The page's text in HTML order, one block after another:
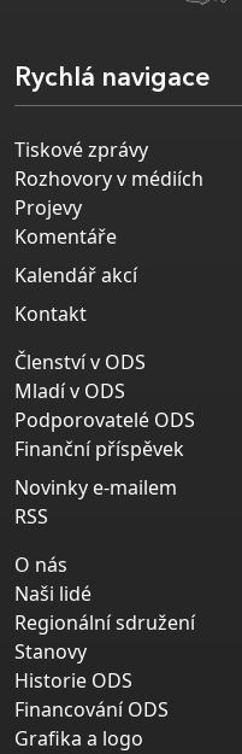
Rychlá navigace
Tiskové zprávy
Rozhovory v médiích
Projevy
Komentáře
Kalendář akcí
Kontakt
Členství v ODS
Mladí v ODS
Podporovatelé ODS
Finanční příspěvek
Novinky e-mailem
RSS
O nás
Naši lidé
Regionální sdružení
Stanovy
Historie ODS
Financování ODS
Grafika a logo